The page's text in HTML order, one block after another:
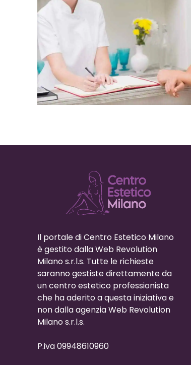
Il portale di Centro Estetico Milano
è gestito dalla Web Revolution
Milano s.r.l.s. Tutte le richieste
saranno gestiste direttamente da
un centro estetico professionista
che ha aderito a questa iniziativa e
non dalla agenzia Web Revolution
Milano s.r.l.s.
P.iva 09948610960